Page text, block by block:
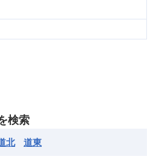
検索
北 道東